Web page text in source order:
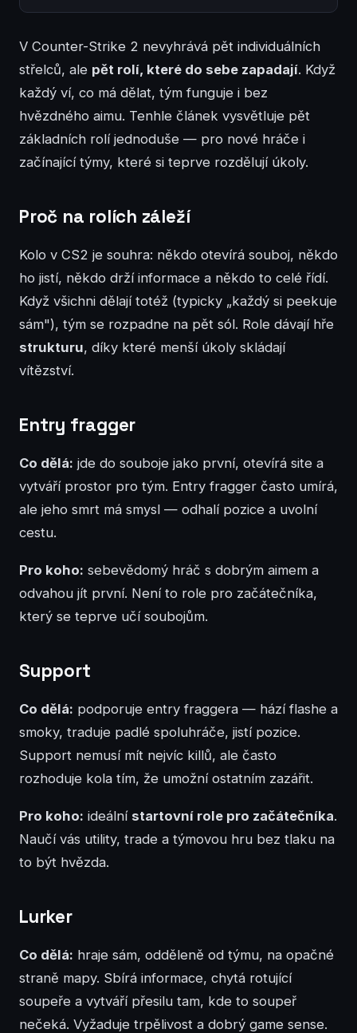
V Counter-Strike 2 nevyhrává pět individuálních
střelců, ale pět rolí, které do sebe zapadají. Když
každý ví, co má dělat, tým funguje i bez
hvězdného aimu. Tenhle článek vysvětluje pět
základních rolí jednoduše — pro nové hráče i
začínající týmy, které si teprve rozdělují úkoly.
Proč na rolích záleží
Kolo v CS2 je souhra: někdo otevírá souboj, někdo
ho jistí, někdo drží informace a někdo to celé řídí.
Když všichni dělají totéž (typicky „každý si peekuje
sám"), tým se rozpadne na pět sól. Role dávají hře
strukturu, díky které menší úkoly skládají
vítězství.
Entry fragger
Co dělá: jde do souboje jako první, otevírá site a
vytváří prostor pro tým. Entry fragger často umírá,
ale jeho smrt má smysl — odhalí pozice a uvolní
cestu.
Pro koho: sebevědomý hráč s dobrým aimem a
odvahou jít první. Není to role pro začátečníka,
který se teprve učí soubojům.
Support
Co dělá: podporuje entry fraggera — hází flashe a
smoky, traduje padlé spoluhráče, jistí pozice.
Support nemusí mít nejvíc killů, ale často
rozhoduje kola tím, že umožní ostatním zazářit.
Pro koho: ideální startovní role pro začátečníka.
Naučí vás utility, trade a týmovou hru bez tlaku na
to být hvězda.
Lurker
Co dělá: hraje sám, odděleně od týmu, na opačné
straně mapy. Sbírá informace, chytá rotující
soupeře a vytváří přesilu tam, kde to soupeř
nečeká. Vyžaduje trpělivost a dobrý game sense.